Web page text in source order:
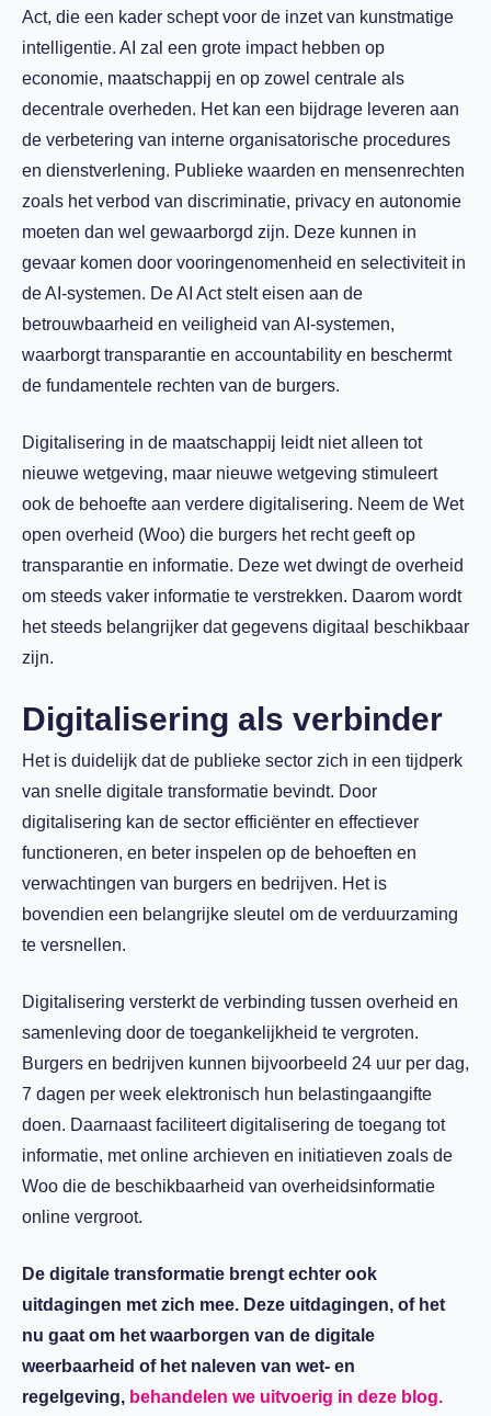
Act, die een kader schept voor de inzet van kunstmatige
intelligentie. AI zal een grote impact hebben op
economie, maatschappij en op zowel centrale als
decentrale overheden. Het kan een bijdrage leveren aan
de verbetering van interne organisatorische procedures
en dienstverlening. Publieke waarden en mensenrechten
zoals het verbod van discriminatie, privacy en autonomie
moeten dan wel gewaarborgd zijn. Deze kunnen in
gevaar komen door vooringenomenheid en selectiviteit in
de AI-systemen. De AI Act stelt eisen aan de
betrouwbaarheid en veiligheid van AI-systemen,
waarborgt transparantie en accountability en beschermt
de fundamentele rechten van de burgers.
Digitalisering in de maatschappij leidt niet alleen tot
nieuwe wetgeving, maar nieuwe wetgeving stimuleert
ook de behoefte aan verdere digitalisering. Neem de Wet
open overheid (Woo) die burgers het recht geeft op
transparantie en informatie. Deze wet dwingt de overheid
om steeds vaker informatie te verstrekken. Daarom wordt
het steeds belangrijker dat gegevens digitaal beschikbaar
zijn.
Digitalisering als verbinder
Het is duidelijk dat de publieke sector zich in een tijdperk
van snelle digitale transformatie bevindt. Door
digitalisering kan de sector efficiënter en effectiever
functioneren, en beter inspelen op de behoeften en
verwachtingen van burgers en bedrijven. Het is
bovendien een belangrijke sleutel om de verduurzaming
te versnellen.
Digitalisering versterkt de verbinding tussen overheid en
samenleving door de toegankelijkheid te vergroten.
Burgers en bedrijven kunnen bijvoorbeeld 24 uur per dag,
7 dagen per week elektronisch hun belastingaangifte
doen. Daarnaast faciliteert digitalisering de toegang tot
informatie, met online archieven en initiatieven zoals de
Woo die de beschikbaarheid van overheidsinformatie
online vergroot.
De digitale transformatie brengt echter ook
uitdagingen met zich mee. Deze uitdagingen, of het
nu gaat om het waarborgen van de digitale
weerbaarheid of het naleven van wet- en
regelgeving, behandelen we uitvoerig in deze blog.